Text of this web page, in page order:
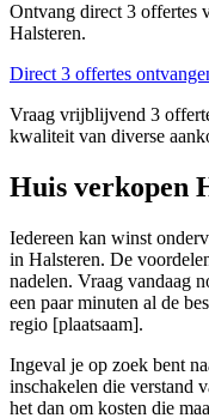
Ontvang direct 3 offertes
Halsteren.
Direct 3 offertes
Vraag vrijblijvend 3
kwaliteit van diverse
Huis verkopen
Iedereen kan winst
in Halsteren. De
nadelen. Vraag vandaag
een paar minuten al de
regio [plaatsaam].
Ingeval je op zoek bent
inschakelen die verstand
het dan om kosten die